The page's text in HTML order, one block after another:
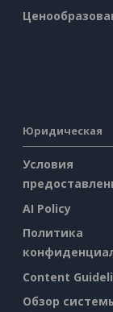
Юридическая
Условия
AI Policy
Политика
Content
Обзор